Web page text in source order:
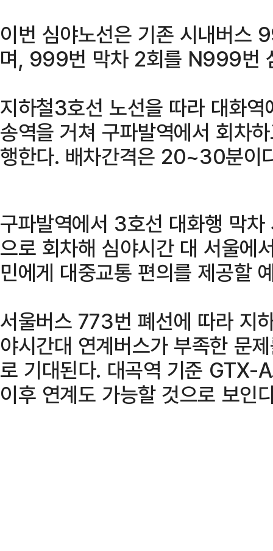
이번 심야노선은 기존 시내버스
며, 999번 막차 2회를 N999번
지하철3호선 노선을 따라 대화
송역을 거쳐 구파발역에서 회차
행한다. 배차간격은 20~30분이
구파발역에서 3호선 대화행 막
으로 회차해 심야시간 대 서울에
민에게 대중교통 편의를 제공할
서울버스 773번 폐선에 따라 지
야시간대 연계버스가 부족한 문
로 기대된다. 대곡역 기준
이후 연계도 가능할 것으로 보인